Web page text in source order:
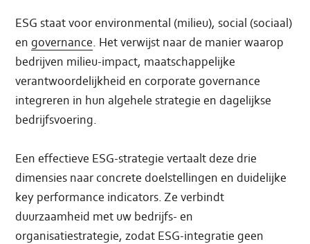
ESG staat voor environmental (milieu), social (sociaal)
engovernance. Het verwijst naar de manier waarop
bedrijven milieu-impact, maatschappelijke
verantwoordelijkheid en corporate governance
integreren in hun algehele strategie en dagelijkse
bedrijfsvoering.
Een effectieve ESG-strategie vertaalt deze drie
dimensies naar concrete doelstellingen en duidelijke
key performance indicators. Ze verbindt
duurzaamheid met uw bedrijfs- en
organisatiestrategie, zodat ESG-integratie geen